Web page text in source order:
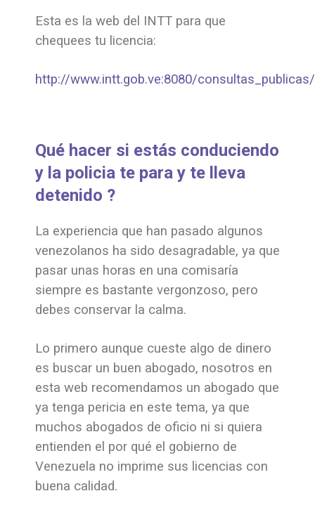
Esta es la web del INTT para que
chequees tu licencia:
http://www.intt.gob.ve:8080/
Qué hacer si estás conduciendo
y la policia te para y te lleva
detenido ?
La experiencia que han pasado algunos
venezolanos ha sido desagradable, ya que
pasar unas horas en una comisaría
siempre es bastante vergonzoso, pero
debes conservar la calma.
Lo primero aunque cueste algo de dinero
es buscar un buen abogado, nosotros en
esta web recomendamos un abogado que
ya tenga pericia en este tema, ya que
muchos abogados de oficio ni si quiera
entienden el por qué el gobierno de
Venezuela no imprime sus licencias con
buena calidad.